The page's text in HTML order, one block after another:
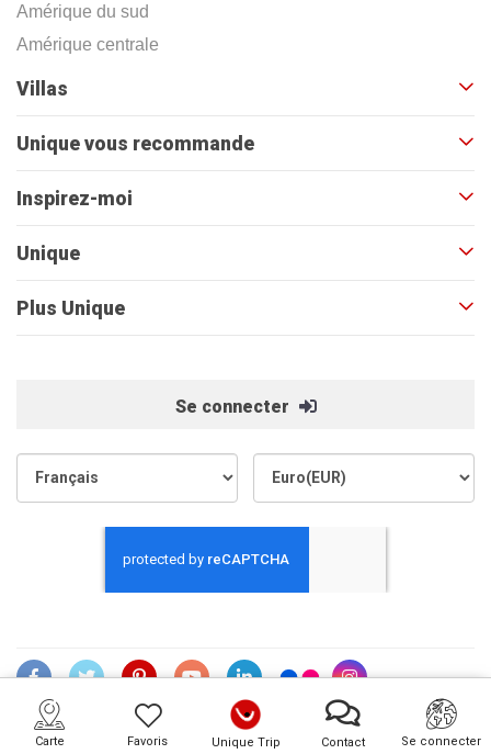
Carte Favoris Unique Trip Contact Se connecter
Amérique du sud
Amérique centrale
Villas
Unique vous recommande
Inspirez-moi
Unique
Plus Unique
Se connecter
Copyright © 2008-2026 By Unique. All rights reserved